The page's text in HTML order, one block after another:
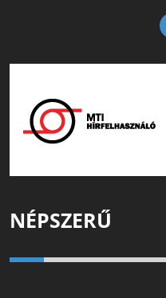
NÉPSZERŰ